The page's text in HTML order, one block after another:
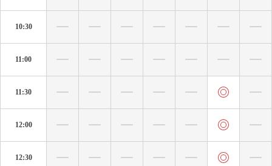
10:30
11:00
11:30
12:00
12:30